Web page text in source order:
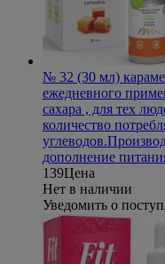
№ 32 (30 мл)
ежедневного
сахара , для тех
количество
углеводов.
дополнение
139Цена
Нет в наличии
Уведомить о